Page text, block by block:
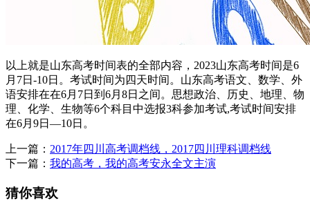
以上就是山东高考时间表的全部内容，2023山东高考时间是6
月7日-10日。考试时间为四天时间。山东高考语文、数学、外
语安排在在6月7日到6月8日之间。思想政治、历史、地理、物
理、化学、生物等6个科目中选报3科参加考试,考试时间安排
在6月9日—10日。
上一篇： 2017年四川高考调档线，2017四川理科调档线
下一篇： 我的高考，我的高考安永全文主演
猜你喜欢